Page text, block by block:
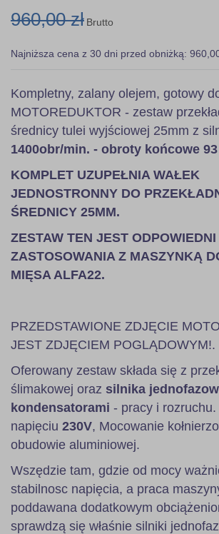
960,00 zł Brutto
Najniższa cena z 30 dni przed obniżką:
Kompletny, zalany olejem, gotowy
MOTOREDUKTOR - zestaw
średnicy tulei wyjściowej 25mm z
1400obr/min. - obroty końcowe 93
KOMPLET UZUPEŁNIA WAŁEK
JEDNOSTRONNY DO
ŚREDNICY 25MM.
ZESTAW TEN JEST ODPOWIEDNI
ZASTOSOWANIA Z MASZYNKĄ
MIĘSA ALFA22.
PRZEDSTAWIONE ZDJĘCIE
JEST ZDJĘCIEM POGLĄDOWYM!.
Oferowany zestaw składa się z
ślimakowej oraz silnika
kondensatorami - pracy i
napięciu 230V, Mocowanie
obudowie aluminiowej.
Wszędzie tam, gdzie od mocy
stabilnosc napięcia, a praca
poddawana dodatkowym
sprawdzą się właśnie silniki